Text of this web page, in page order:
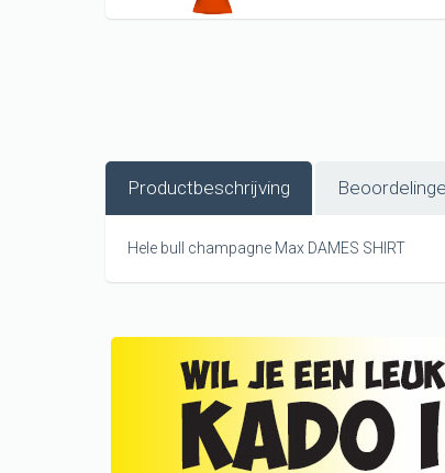
Productbeschrijving
Hele bull champagne Max DAMES SHIRT